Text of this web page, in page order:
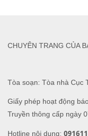
Tòa soạn: Tòa nhà Cục
Giấy phép hoạt động
Truyền thông cấp ngày
Hotline nội dung:
CHUYÊN TRANG CỦA